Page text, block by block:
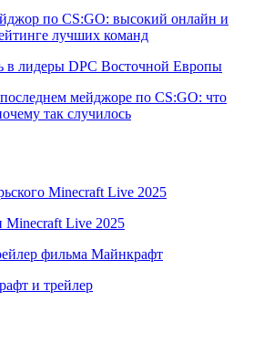
по CS:GO: высокий онлайн и
лучших команд
в лидеры DPC Восточной Европы
мейджоре по CS:GO: что
так случилось
Minecraft Live 2025
Minecraft Live 2025
фильма Майнкрафт
и трейлер